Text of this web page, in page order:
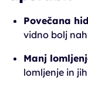
Povečana
vidno bolj
Manj
lomljenje in